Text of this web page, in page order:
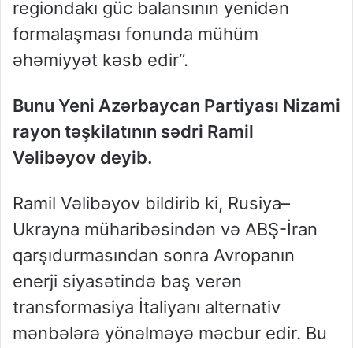
regiondakı güc balansının yenidən
formalaşması fonunda mühüm
əhəmiyyət kəsb edir”.
Bunu Yeni Azərbaycan Partiyası Nizami
rayon təşkilatının sədri Ramil
Vəlibəyov deyib.
Ramil Vəlibəyov bildirib ki, Rusiya–
Ukrayna müharibəsindən və ABŞ-İran
qarşıdurmasından sonra Avropanın
enerji siyasətində baş verən
transformasiya İtaliyanı alternativ
mənbələrə yönəlməyə məcbur edir. Bu